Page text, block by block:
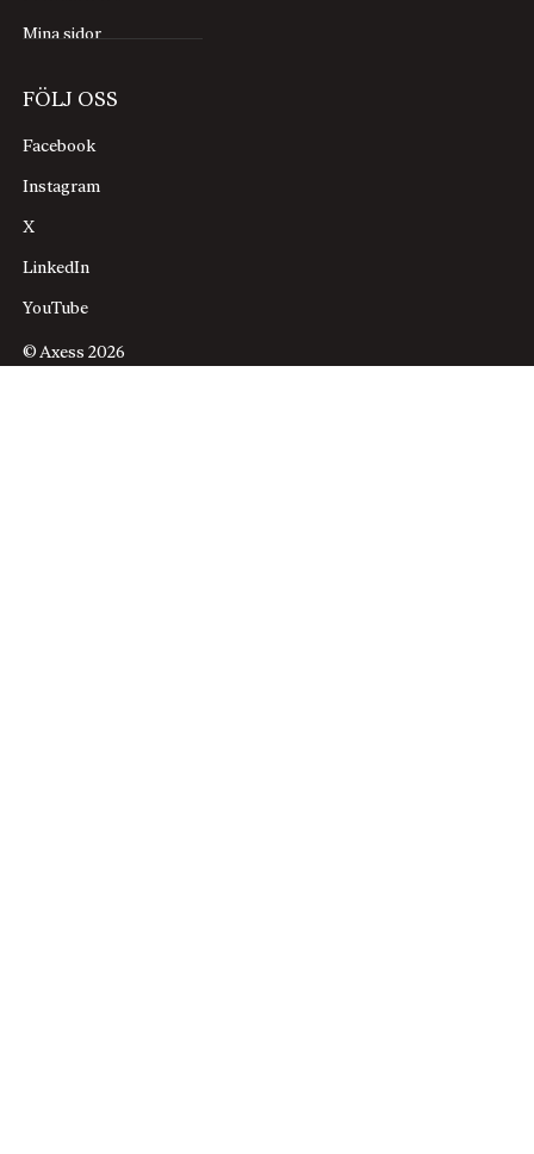
Mina sidor
FÖLJ OSS
Facebook
Instagram
X
LinkedIn
YouTube
© Axess 2026